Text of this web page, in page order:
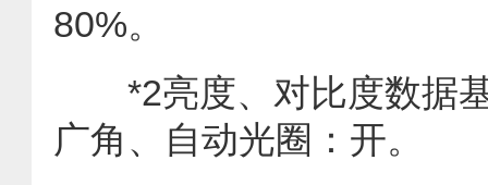
80%。
*2亮度、对比度数据基
广角、自动光圈：开。